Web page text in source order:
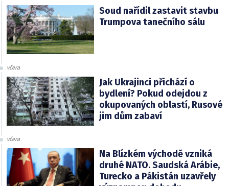
Soud nařídil zastavit stavbu
Trumpova tanečního sálu
včera
Jak Ukrajinci přichází o
bydlení? Pokud odejdou z
okupovaných oblastí, Rusové
jim dům zabaví
včera
Na Blízkém východě vzniká
druhé NATO. Saudská Arábie,
Turecko a Pákistán uzavřely